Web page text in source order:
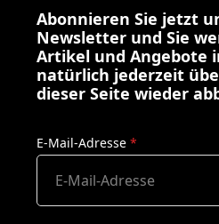
Abonnieren Sie jetzt
Newsletter und Sie
Artikel und Angebote
natürlich jederzeit
dieser Seite wieder
E-Mail-Adresse *